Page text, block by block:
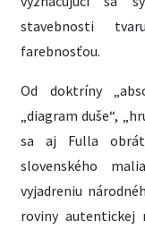
stavebnosti
farebnosťou.
Od doktríny
„diagram duše“,
sa aj Fulla
slovenského
vyjadreniu
roviny autentickej